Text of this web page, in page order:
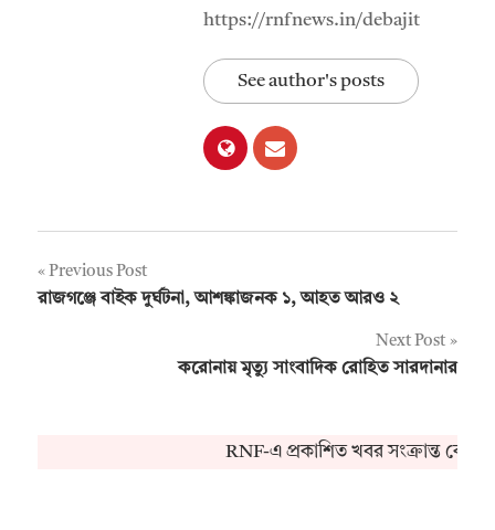
https://rnfnews.in/debajit
See author's posts
Post
Previous Post
রাজগঞ্জে বাইক দুর্ঘটনা, আশঙ্কাজনক ১, আহত আরও ২
Next Post
করোনায় মৃত্যু সাংবাদিক রোহিত সারদানার
RNF-এ প্রকাশিত খবর সংক্রান্ত